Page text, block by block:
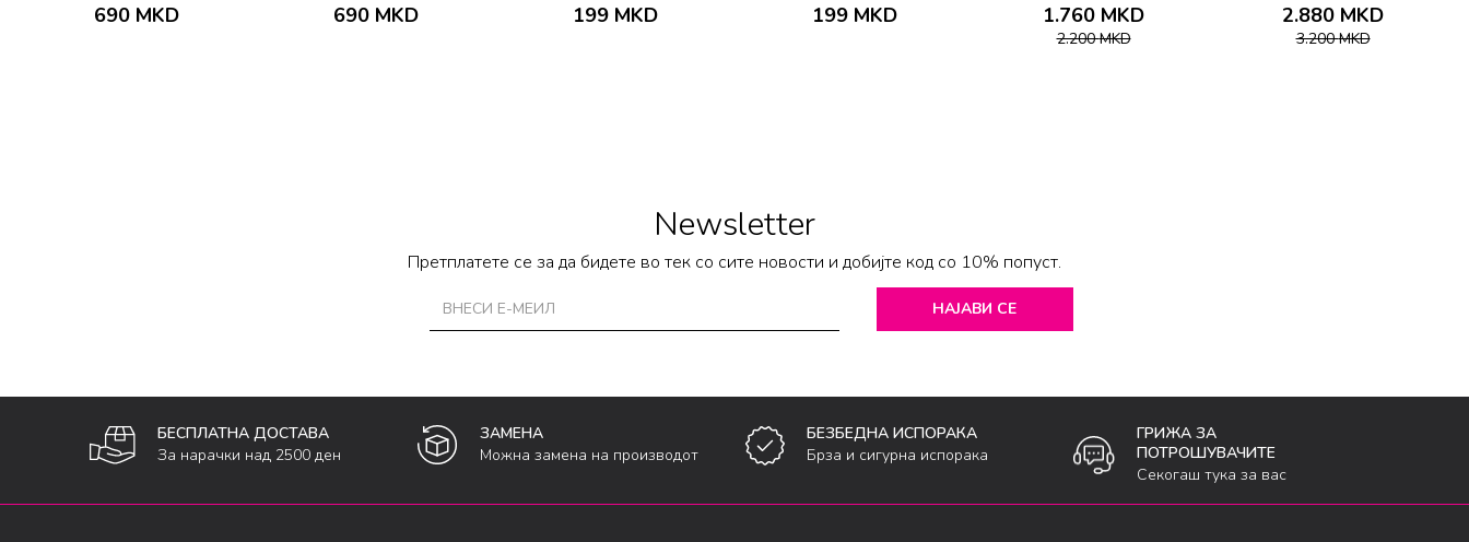
690 MKD 690 MKD 199 MKD 199 MKD 1.760 MKD
2.200MKD
2.880 MKD
3.200MKD
Newsletter
Претплатете се за да бидете во тек со сите новости и добијте код со 10% попуст.
НАЈАВИ СЕ
БЕСПЛАТНА ДОСТАВА
За нарачки над 2500 ден
ЗАМЕНА
Можна замена на производот
БЕЗБЕДНА ИСПОРАКА
Брза и сигурна испорака
ГРИЖА ЗА
ПОТРОШУВАЧИТЕ
Секогаш тука за вас